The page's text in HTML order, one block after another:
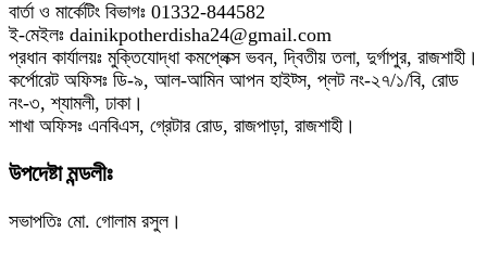
বার্তা ও মার্কেটিং বিভাগঃ 01332-844582
ই-মেইলঃ dainikpotherdisha24@gmail.com
প্রধান কার্যালয়ঃ মুক্তিযোদ্ধা কমপ্লেক্স ভবন, দ্বিতীয় তলা, দুর্গাপুর, রাজশাহী।
কর্পোরেট অফিসঃ ডি-৯, আল-আমিন আপন হাইট্স, প্লট নং-২৭/১/বি, রোড
নং-৩, শ্যামলী, ঢাকা।
শাখা অফিসঃ এনবিএস, গ্রেটার রোড, রাজপাড়া, রাজশাহী।
উপদেষ্টা মন্ডলীঃ
সভাপতিঃ মো. গোলাম রসুল।